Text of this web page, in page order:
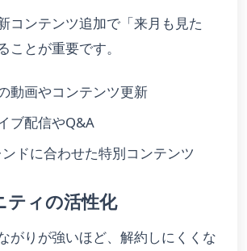
コンテンツ追加で「来月も見た
ことが重要です。
動画やコンテンツ更新
ブ配信やQ&A
ドに合わせた特別コンテンツ
ティの活性化
がりが強いほど、解約しにくくな